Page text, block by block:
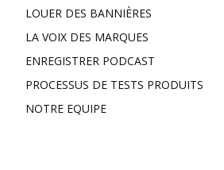
LOUER DES BANNIÈRES
LA VOIX DES MARQUES
ENREGISTRER PODCAST
PROCESSUS DE TESTS PRODUITS
NOTRE EQUIPE